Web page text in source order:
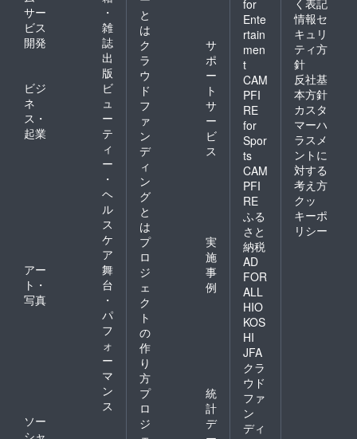
卵、乳
成分、
豆を含
む）
・内容
200g
・保存
方法：
－18℃
以下で
保存し
300g×2
キンカ
200g×3
パック
・名
称：鶏
肉加工
・原材
料名：
産）、
サー
ビス
開発
・
雑
誌
出
版
ビジ
ネ
ス・
起業
ビ
ュ
ー
テ
ィ
ー
・
ヘ
ル
ス
ケ
ア
アー
ト・
写真
舞
台
・
パ
フ
ォ
ー
マ
ン
ス
ソー
と
は
ク
ラ
ウ
ド
フ
ァ
ン
デ
ィ
ン
グ
と
は
サ
ポ
ー
ト
サ
ー
ビ
ス
プ
ロ
ジ
ェ
ク
ト
の
作
り
方
実
施
事
例
プ
ロ
ジ
統
計
デ
for
Ente
rtain
men
t
CAM
PFI
RE
for
Spor
ts
CAM
PFI
RE
ふる
さと
納税
AD
FOR
ALL
HIO
KOS
HI
JFA
クラ
ウド
ファ
ン
ディ
く表記
情報セ
キュリ
ティ方
針
反社基
本方針
カスタ
マーハ
ラスメ
ントに
対する
考え方
クッ
キーポ
リシー